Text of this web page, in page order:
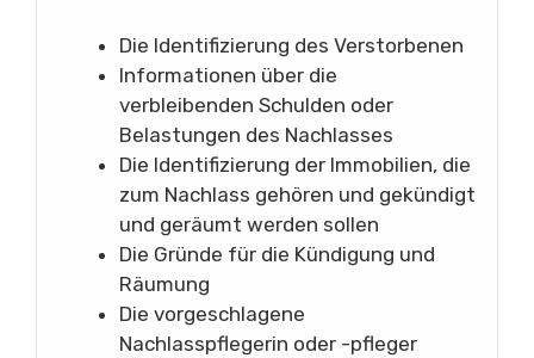
Die Identifizierung des Verstorbenen
Informationen über die
verbleibenden Schulden oder
Belastungen des Nachlasses
Die Identifizierung der Immobilien, die
zum Nachlass gehören und gekündigt
und geräumt werden sollen
Die Gründe für die Kündigung und
Räumung
Die vorgeschlagene
Nachlasspflegerin oder -pfleger